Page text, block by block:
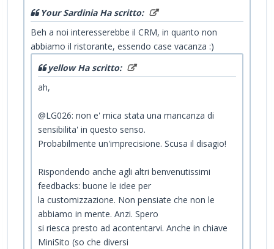
Your Sardinia Ha scritto:
Beh a noi interesserebbe il CRM, in quanto non
abbiamo il ristorante, essendo case vacanza :)
yellow Ha scritto:
ah,
@LG026: non e' mica stata una mancanza di
sensibilita' in questo senso.
Probabilmente un'imprecisione. Scusa il disagio!
Rispondendo anche agli altri benvenutissimi
feedbacks: buone le idee per
la customizzazione. Non pensiate che non le
abbiamo in mente. Anzi. Spero
si riesca presto ad acontentarvi. Anche in chiave
MiniSito (so che diversi